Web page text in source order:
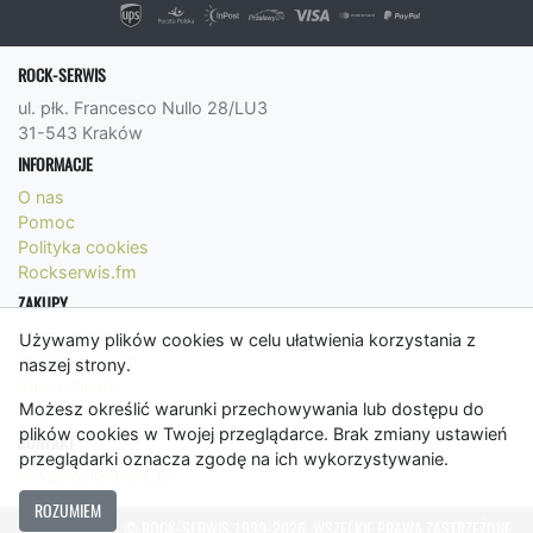
Używamy plików cookies w celu ułatwienia korzystania z
naszej strony.
Możesz określić warunki przechowywania lub dostępu do
plików cookies w Twojej przeglądarce. Brak zmiany ustawień
przeglądarki oznacza zgodę na ich wykorzystywanie.
ROZUMIEM
ROCK-SERWIS
ul. płk. Francesco Nullo 28/LU3
31-543 Kraków
INFORMACJE
O nas
Pomoc
Polityka cookies
Rockserwis.fm
ZAKUPY
Formy płatności
Koszty wysyłki
Regulamin
KONTAKT
bok@rockserwis.pl